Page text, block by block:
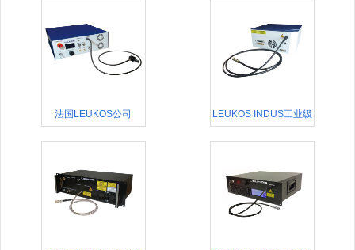
法国LEUKOS公司 LEUKOS INDUS工业级